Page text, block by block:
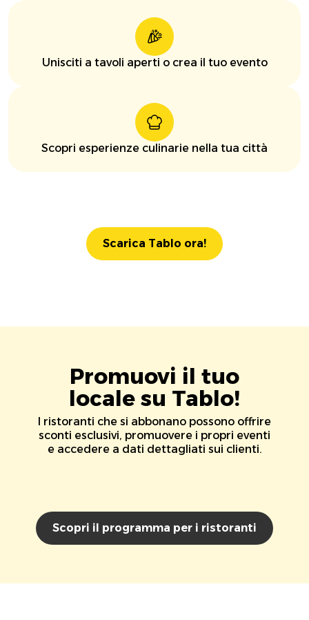
Unisciti a tavoli aperti o crea il tuo evento
Scopri esperienze culinarie nella tua città
Scarica Tablo ora!
Promuovi il tuo
locale su Tablo!
I ristoranti che si abbonano possono offrire
sconti esclusivi, promuovere i propri eventi
e accedere a dati dettagliati sui clienti.
Scopri il programma per i ristoranti